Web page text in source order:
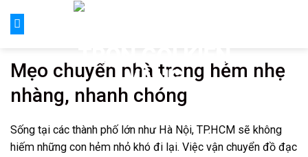
Mẹo chuyển nhà trong hẻm nhẹ
nhàng, nhanh chóng
Sống tại các thành phố lớn như Hà Nội, TP.HCM sẽ không
hiếm những con hẻm nhỏ khó đi lại. Việc vận chuyển đồ đạc